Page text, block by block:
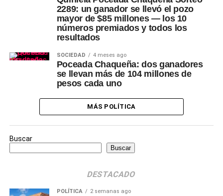
2289: un ganador se llevó el pozo
mayor de $85 millones — los 10
números premiados y todos los
resultados
SOCIEDAD 4 meses ago
Poceada Chaqueña: dos ganadores
se llevan más de 104 millones de
pesos cada uno
MÁS POLÍTICA
Buscar
Buscar
DESTACADO
POLÍTICA 2 semanas ago